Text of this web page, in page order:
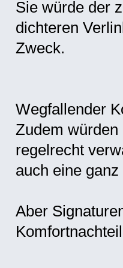
Sie würde der
dichteren
Zweck.
Wegfallender
Zudem
regelrecht
auch eine
Aber